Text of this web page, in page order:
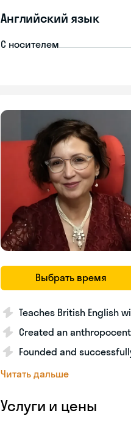
Английский язык
С носителем
Выбрать время
Teaches British English
Created an
Founded and
Читать дальше
Услуги и цены